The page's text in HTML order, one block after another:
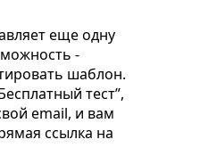
еще одну
-
шаблон.
тест”,
email, и вам
ссылка на